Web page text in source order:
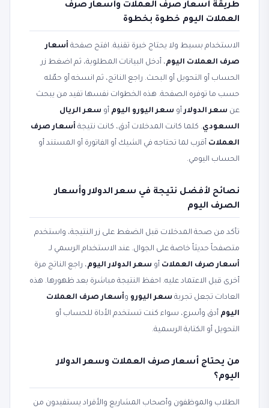
طريقة أسعار صرف العملات وأسعار صرف
العملات اليوم خطوة بخطوة
الاستخدام بسيط ولا يحتاج خبرة تقنية. افتح صفحة أسعار
صرف العملات اليوم، أدخل البيانات المطلوبة، ثم اضغط زر
الحساب أو التحويل أو البحث. راجع الناتج، ثم انسخه أو حمّله
حسب ما توفره الصفحة. هذه الخطوات نفسها تفيد من يبحث
عن سعر الدولارأو سعر اليورو اليوم أو سعر الريال
السعودي. كلما كانت المدخلات أدق، كانت نتيجة أسعار صرف
العملات أقرب لما تحتاجه في الشيك أو الفاتورة أو المستند أو
الحساب اليومي.
نصائح لأفضل نتيجة في سعر الدولار وأسعار
الصرف اليوم
تأكد من صحة المدخلات قبل الضغط على زر النتيجة، واستخدم
متصفحاً حديثاً خاصة على الجوال. عند الاستخدام الرسمي لـ
أسعار صرف العملات أو سعر الدولار اليوم، راجع الناتج مرة
أخرى قبل الاعتماد عليه. احفظ النتيجة مباشرة بعد ظهورها. هذه
العادات تجعل تجربة سعر اليورو وأسعار صرف العملات
اليوم أدق وأسرع، سواء كنت تستخدم الأداة للحساب أو
التحويل أو الكتابة الرسمية.
من يحتاج أسعار صرف العملات وسعر الدولار
اليوم؟
الطلاب والموظفون وأصحاب المشاريع والأفراد يستفيدون من